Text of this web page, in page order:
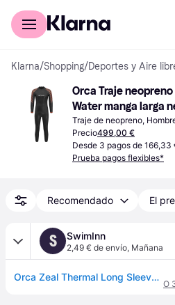
Comprar con Klarna
Klarna/Shopping/Deportes y Aire
Orca Traje
Water manga larga
Black/Orange
Traje de neopreno,
Precio499,00 €
Desde 3 pagos de 166,33
Prueba pagos flexibles*
Recomendado El
S SwimInn
2,49 € de envío, Mañana
Orca Zeal Thermal Long Sleeve Neoprene Wetsuit Negro 11 Hombre
O